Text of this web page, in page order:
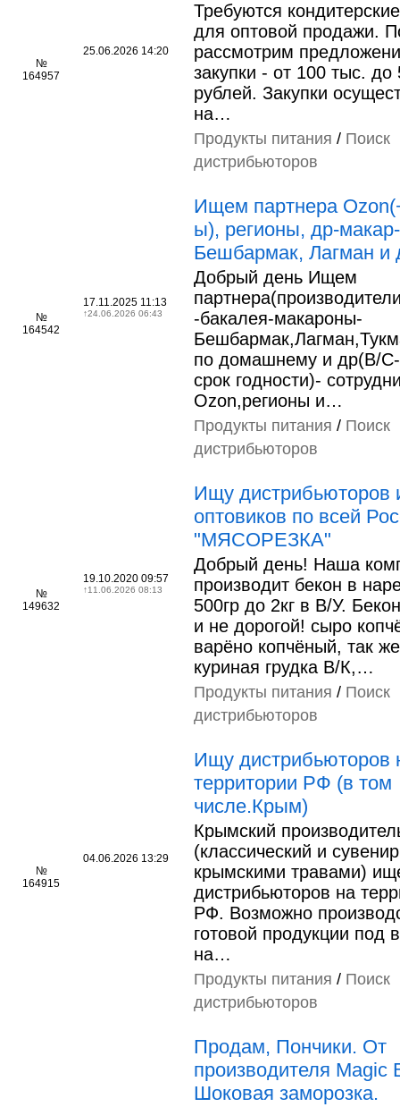
№
164957
25.06.2026 14:20
Требуются
для оптовой продажи.
рассмотрим
закупки - от 100 тыс. до
рублей. Закупки
на…
Продукты питания / Поиск
дистрибьюторов
№
164542
17.11.2025 11:13
↑24.06.2026 06:43
Ищем партнера
ы), регионы, др-макар-
Бешбармак, Лагман и
Добрый день Ищем
-бакалея-макароны-
по домашнему и др(В/C-
срок годности)-
Ozon,регионы и…
Продукты питания / Поиск
дистрибьюторов
№
149632
19.10.2020 09:57
↑11.06.2026 08:13
Ищу дистрибьюторов
оптовиков по всей
"МЯСОРЕЗКА"
Добрый день! Наша
производит бекон в
500гр до 2кг в В/У.
и не дорогой! сыро
варёно копчёный, так
куриная грудка В/К,…
Продукты питания / Поиск
дистрибьюторов
№
164915
04.06.2026 13:29
Ищу дистрибьюторов
территории РФ (в том
числе.Крым)
Крымский
(классический и
крымскими травами)
дистрибьюторов на
РФ. Возможно
готовой продукции
на…
Продукты питания / Поиск
дистрибьюторов
Продам, Пончики. От
производителя Magic
Шоковая заморозка.